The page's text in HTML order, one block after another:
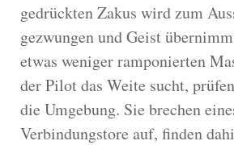
gedrückten Zakus wird zum
gezwungen und Geist
etwas weniger ramponierten
der Pilot das Weite sucht,
die Umgebung. Sie brechen
Verbindungstore auf, finden